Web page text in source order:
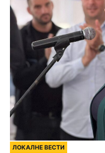
ЛОКАЛНЕ ВЕСТИ